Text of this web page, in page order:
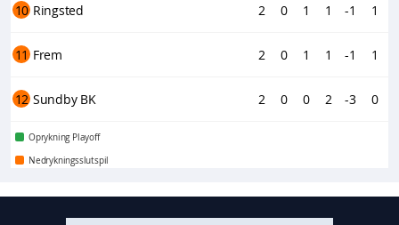
10 Ringsted 2 0 1 1 -1 1
11 Frem 2 0 1 1 -1 1
12 Sundby BK 2 0 0 2 -3 0
Oprykning Playoff
Nedrykningsslutspil